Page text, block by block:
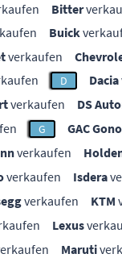
Bitter
Buick
verkaufen
D Dacia
verkaufen DS
G GAC
verkaufen
verkaufen Isdera
verkaufen KTM
Lexus
Maruti